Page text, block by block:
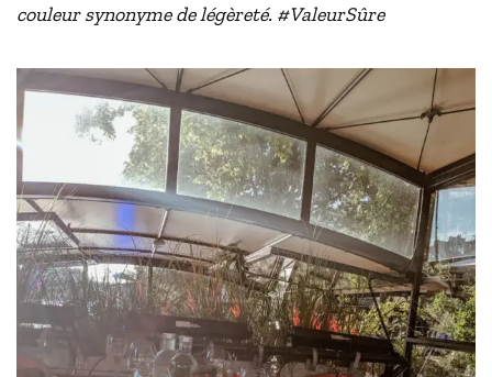
couleur synonyme de légèreté. #ValeurSûre